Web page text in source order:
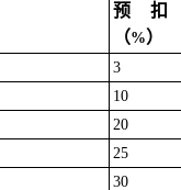
预扣
（%）
3
10
20
25
30